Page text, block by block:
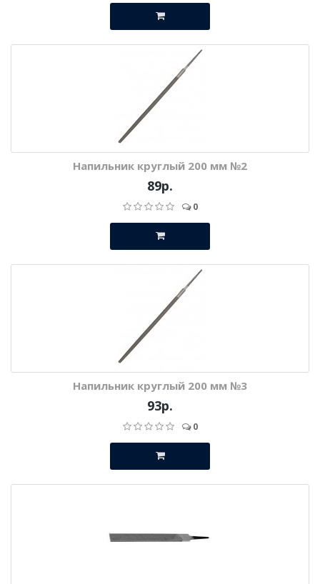
Напильник круглый 200 мм №2
89р.
0
Напильник круглый 200 мм №3
93р.
0